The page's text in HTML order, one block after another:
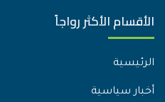
الأقسام الأكثر رواجاً
الرئيسية
أخبار سياسية